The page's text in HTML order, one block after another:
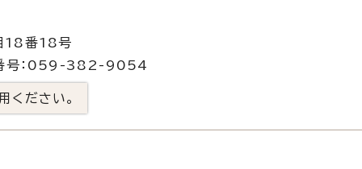
18番18号
号：059-382-9054
ください。